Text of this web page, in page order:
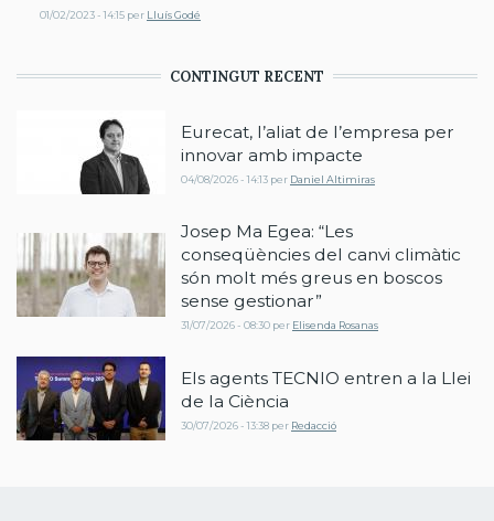
01/02/2023 - 14:15 per Lluís Godé
CONTINGUT RECENT
Eurecat, l’aliat de l’empresa per
innovar amb impacte
04/08/2026 - 14:13 per Daniel Altimiras
Josep Ma Egea: “Les
conseqüències del canvi climàtic
són molt més greus en boscos
sense gestionar”
31/07/2026 - 08:30 per Elisenda Rosanas
Els agents TECNIO entren a la Llei
de la Ciència
30/07/2026 - 13:38 per Redacció